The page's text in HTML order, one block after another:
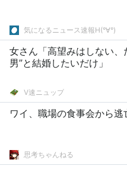
気になるニュース速報H(°∀°)
女さん「高望みはしない、
男”と結婚したいだけ」
V速ニュップ
ワイ、職場の食事会から逃
思考ちゃんねる